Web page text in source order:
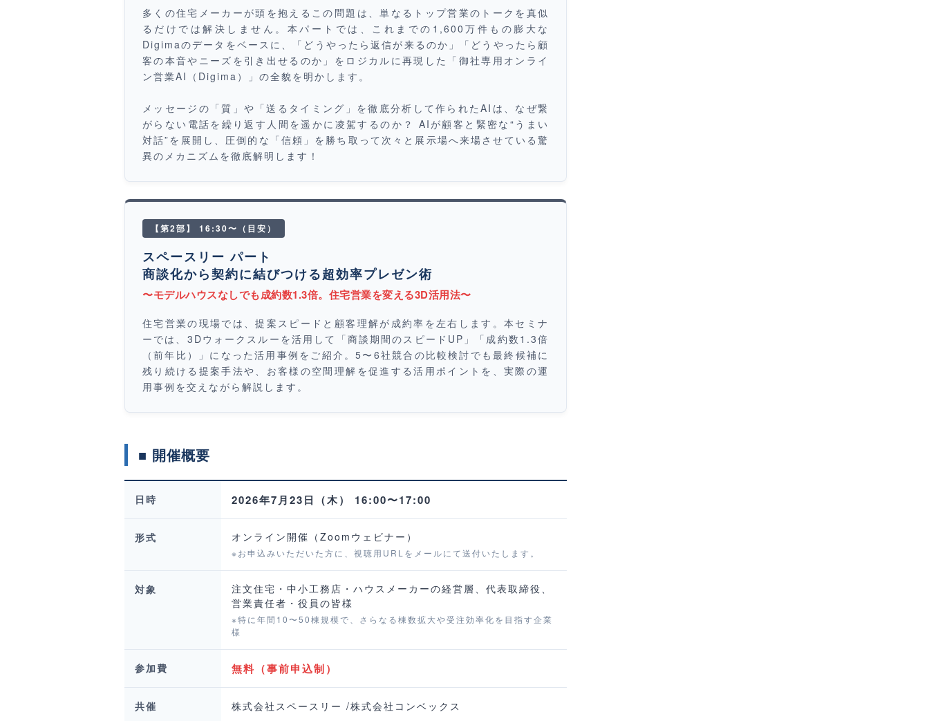
多くの住宅メーカーが頭を抱えるこの問題は、単なるトップ営業のトークを真似
るだけでは解決しません。本パートでは、これまでの1,600万件もの膨大な
Digimaのデータをベースに、「どうやったら返信が来るのか」「どうやったら顧
客の本音やニーズを引き出せるのか」をロジカルに再現した「御社専用オンライ
ン営業AI（Digima）」の全貌を明かします。
メッセージの「質」や「送るタイミング」を徹底分析して作られたAIは、なぜ繋
がらない電話を繰り返す人間を遥かに凌駕するのか？ AIが顧客と緊密な“うまい
対話”を展開し、圧倒的な「信頼」を勝ち取って次々と展示場へ来場させている驚
異のメカニズムを徹底解明します！
【第2部】 16:30〜（目安）
スペースリー パート
商談化から契約に結びつける超効率プレゼン術
〜モデルハウスなしでも成約数1.3倍。住宅営業を変える3D活用法〜
住宅営業の現場では、提案スピードと顧客理解が成約率を左右します。本セミナ
ーでは、3Dウォークスルーを活用して「商談期間のスピードUP」「成約数1.3倍
（前年比）」になった活用事例をご紹介。5〜6社競合の比較検討でも最終候補に
残り続ける提案手法や、お客様の空間理解を促進する活用ポイントを、実際の運
用事例を交えながら解説します。
■ 開催概要
日時 2026年7月23日（木） 16:00〜17:00
形式 オンライン開催（Zoomウェビナー）
※お申込みいただいた方に、視聴用URLをメールにて送付いたします。
対象
注文住宅・中小工務店・ハウスメーカーの経営層、代表取締役、
営業責任者・役員の皆様
※特に年間10〜50棟規模で、さらなる棟数拡大や受注効率化を目指す企業
様
参加費 無料（事前申込制）
共催 株式会社スペースリー /株式会社コンベックス